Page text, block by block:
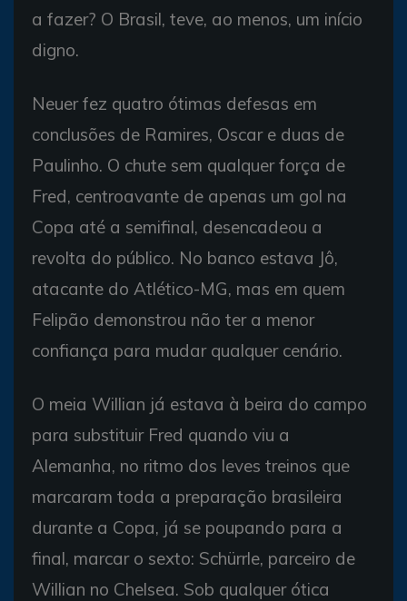
a fazer? O Brasil, teve, ao menos, um início
digno.
Neuer fez quatro ótimas defesas em
conclusões de Ramires, Oscar e duas de
Paulinho. O chute sem qualquer força de
Fred, centroavante de apenas um gol na
Copa até a semifinal, desencadeou a
revolta do público. No banco estava Jô,
atacante do Atlético-MG, mas em quem
Felipão demonstrou não ter a menor
confiança para mudar qualquer cenário.
O meia Willian já estava à beira do campo
para substituir Fred quando viu a
Alemanha, no ritmo dos leves treinos que
marcaram toda a preparação brasileira
durante a Copa, já se poupando para a
final, marcar o sexto: Schürrle, parceiro de
Willian no Chelsea. Sob qualquer ótica